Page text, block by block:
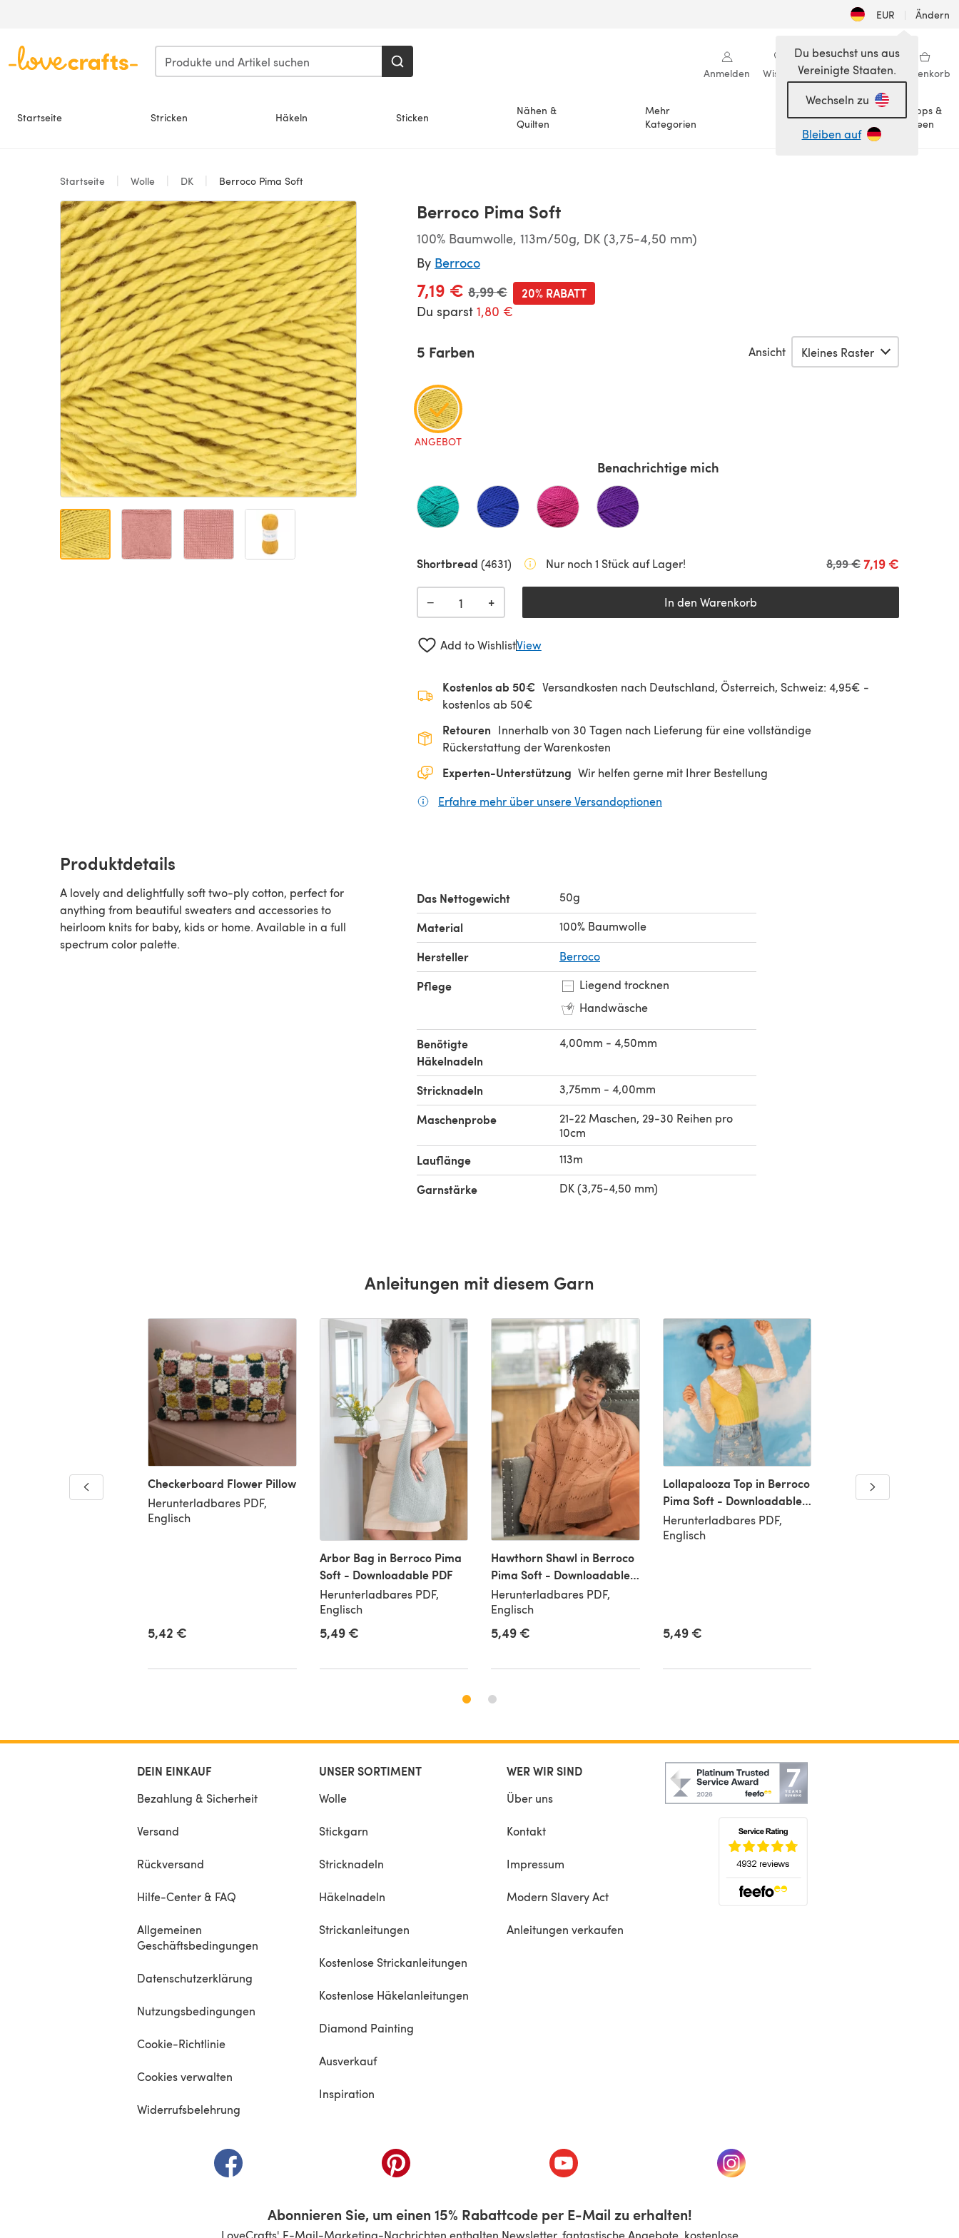
EUR | Ändern
Anmelden Wishlist Meine Bibliothek Warenkorb
Startseite Stricken Häkeln Sticken
Nähen &
Quilten
Mehr
Kategorien
Anlässe
Tipps &
Ideen
Du besuchst uns aus
Vereinigte Staaten.
Wechseln zu
Bleiben auf
Startseite Wolle DK Berroco Pima Soft
Berroco Pima Soft
100% Baumwolle, 113m/50g, DK (3,75-4,50 mm)
By Berroco
7,19 € Alter Preis
8,99 €
Du sparst 1,80 €
20% RABATT
5 Farben Ansicht
ANGEBOT
Benachrichtige mich
Shortbread (4631) Nur noch 1 Stück auf Lager! 7,19 €
Alter Preis
8,99 €
− + In den Warenkorb
Add to WishlistView
Kostenlos ab 50€ Versandkosten nach Deutschland, Österreich, Schweiz: 4,95€ -
kostenlos ab 50€
Retouren Innerhalb von 30 Tagen nach Lieferung für eine vollständige
Rückerstattung der Warenkosten
Experten-Unterstützung Wir helfen gerne mit Ihrer Bestellung
Erfahre mehr über unsere Versandoptionen
Produktdetails
A lovely and delightfully soft two-ply cotton, perfect for
anything from beautiful sweaters and accessories to
heirloom knits for baby, kids or home. Available in a full
spectrum color palette.
Das Nettogewicht 50g
Material 100% Baumwolle
Hersteller Berroco
Pflege
Liegend trocknen
Handwäsche
Benötigte
Häkelnadeln
4,00mm - 4,50mm
Stricknadeln 3,75mm - 4,00mm
Maschenprobe
21-22 Maschen, 29-30 Reihen pro
10cm
Lauflänge 113m
Garnstärke DK (3,75-4,50 mm)
Anleitungen mit diesem Garn
Checkerboard Flower Pillow
Herunterladbares PDF,
Englisch
5,42 €
Arbor Bag in Berroco Pima
Soft - Downloadable PDF
Herunterladbares PDF,
Englisch
5,49 €
Hawthorn Shawl in Berroco
Pima Soft - Downloadable
PDF
Herunterladbares PDF,
Englisch
5,49 €
Lollapalooza Top in Berroco
Pima Soft - Downloadable
PDF
Herunterladbares PDF,
Englisch
5,49 €
DEIN EINKAUF
Bezahlung & Sicherheit
Versand
Rückversand
Hilfe-Center & FAQ
Allgemeinen
Geschäftsbedingungen
Datenschutzerklärung
Nutzungsbedingungen
Cookie-Richtlinie
Cookies verwalten
Widerrufsbelehrung
UNSER SORTIMENT
Wolle
Stickgarn
Stricknadeln
Häkelnadeln
Strickanleitungen
Kostenlose Strickanleitungen
Kostenlose Häkelanleitungen
Diamond Painting
Ausverkauf
Inspiration
WER WIR SIND
Über uns
Kontakt
Impressum
Modern Slavery Act
Anleitungen verkaufen
(öffnet sich in einem neuen Tab)(öffnet sich in einem neuen Tab)(öffnet sich in einem neuen Tab)(öffnet sich in einem neuen Tab)
Abonnieren Sie, um einen 15% Rabattcode per E-Mail zu erhalten!
LoveCrafts' E-Mail-Marketing-Nachrichten enthalten Newsletter, fantastische Angebote, kostenlose